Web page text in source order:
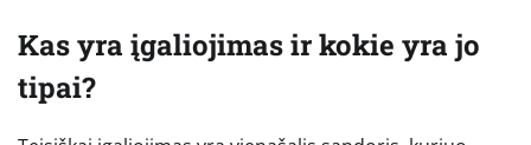
Kas yra įgaliojimas ir kokie yra jo
tipai?